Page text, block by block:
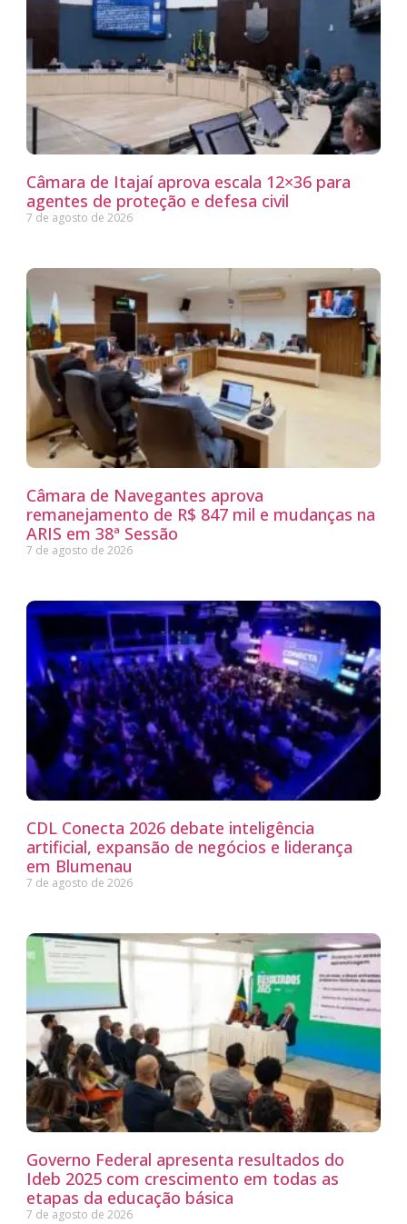
Câmara de Itajaí aprova escala 12×36 para
agentes de proteção e defesa civil
7 de agosto de 2026
Câmara de Navegantes aprova
remanejamento de R$ 847 mil e mudanças na
ARIS em 38ª Sessão
7 de agosto de 2026
CDL Conecta 2026 debate inteligência
artificial, expansão de negócios e liderança
em Blumenau
7 de agosto de 2026
Governo Federal apresenta resultados do
Ideb 2025 com crescimento em todas as
etapas da educação básica
7 de agosto de 2026